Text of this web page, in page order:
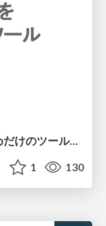
Lean は証明の正しさを確認するためだけのツールって思ってませんか？
1 130